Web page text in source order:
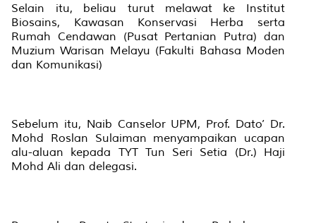
Selain itu, beliau turut melawat ke Institut
Biosains, Kawasan Konservasi Herba serta
Rumah Cendawan (Pusat Pertanian Putra) dan
Muzium Warisan Melayu (Fakulti Bahasa Moden
dan Komunikasi)
Sebelum itu, Naib Canselor UPM, Prof. Dato’ Dr.
Mohd Roslan Sulaiman menyampaikan ucapan
alu-aluan kepada TYT Tun Seri Setia (Dr.) Haji
Mohd Ali dan delegasi.